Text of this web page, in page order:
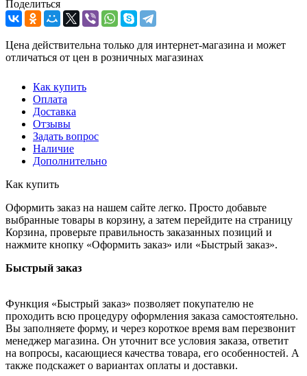
Поделиться
Цена действительна только для интернет-магазина и может
отличаться от цен в розничных магазинах
Как купить
Оплата
Доставка
Отзывы
Задать вопрос
Наличие
Дополнительно
Как купить
Оформить заказ на нашем сайте легко. Просто добавьте
выбранные товары в корзину, а затем перейдите на страницу
Корзина, проверьте правильность заказанных позиций и
нажмите кнопку «Оформить заказ» или «Быстрый заказ».
Быстрый заказ
Функция «Быстрый заказ» позволяет покупателю не
проходить всю процедуру оформления заказа самостоятельно.
Вы заполняете форму, и через короткое время вам перезвонит
менеджер магазина. Он уточнит все условия заказа, ответит
на вопросы, касающиеся качества товара, его особенностей. А
также подскажет о вариантах оплаты и доставки.